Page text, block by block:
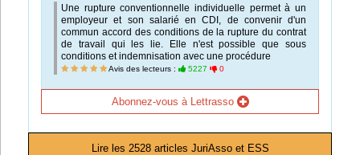
Une rupture conventionnelle individuelle permet à un
employeur et son salarié en CDI, de convenir d'un
commun accord des conditions de la rupture du contrat
de travail qui les lie. Elle n'est possible que sous
conditions et indemnisation avec une procédure
Avis des lecteurs : 5227 0
Abonnez-vous à Lettrasso
Lire les 2528 articles JuriAsso et ESS